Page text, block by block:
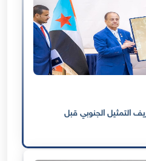
التمثيل الجنوبي قبل